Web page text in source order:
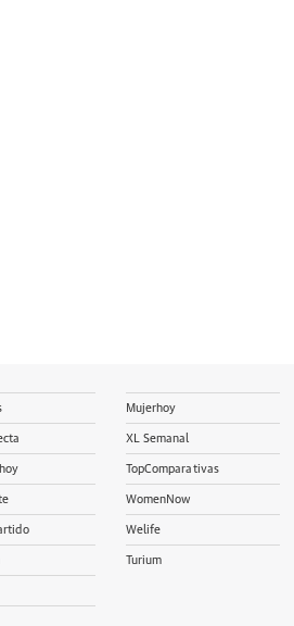
Mujerhoy
XL Semanal
TopComparativas
WomenNow
Welife
Turium